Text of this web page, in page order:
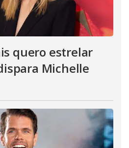
quero estrelar
Michelle